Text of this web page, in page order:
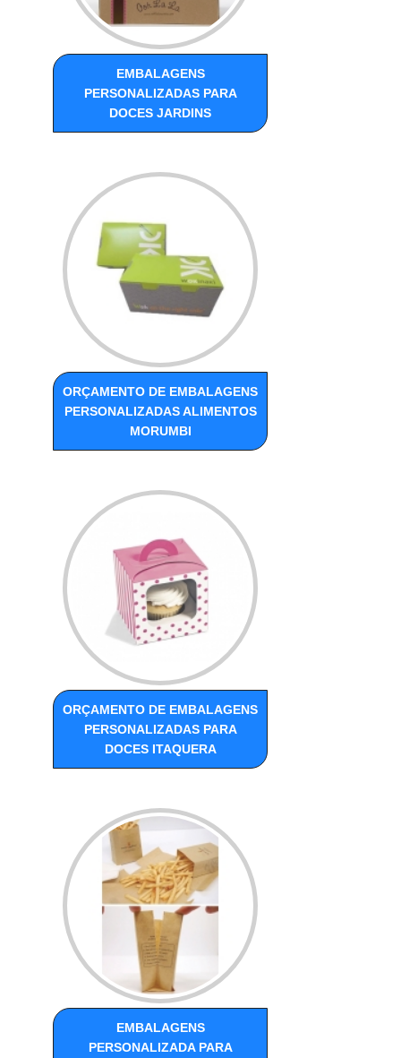
EMBALAGENS
PERSONALIZADAS PARA
DOCES JARDINS
ORÇAMENTO DE EMBALAGENS
PERSONALIZADAS ALIMENTOS
MORUMBI
ORÇAMENTO DE EMBALAGENS
PERSONALIZADAS PARA
DOCES ITAQUERA
EMBALAGENS
PERSONALIZADA PARA